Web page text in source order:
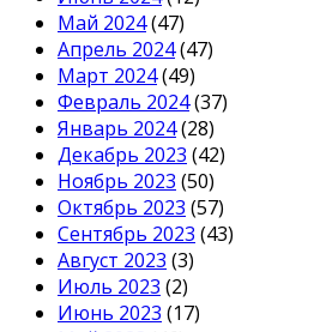
Май 2024(47)
Апрель 2024(47)
Март 2024(49)
Февраль 2024(37)
Январь 2024(28)
Декабрь 2023 (42)
Ноябрь 2023 (50)
Октябрь 2023 (57)
Сентябрь 2023 (43)
Август 2023 (3)
Июль 2023 (2)
Июнь 2023 (17)